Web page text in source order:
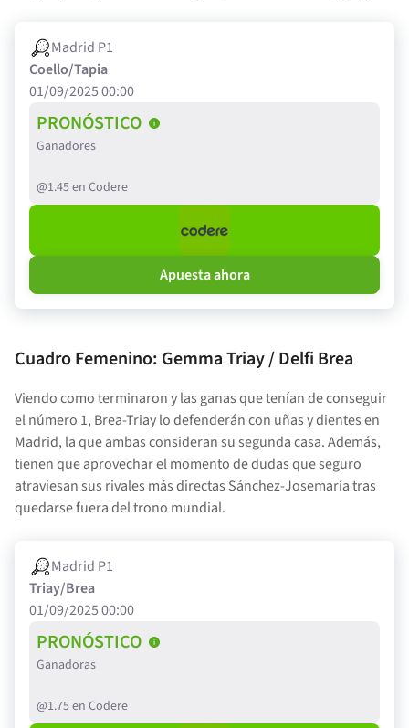
Madrid P1
Coello/Tapia
01/09/2025 00:00
PRONÓSTICO
Ganadores
@1.45 en Codere
Apuesta ahora
Cuadro Femenino: Gemma Triay / Delfi Brea
Viendo como terminaron y las ganas que tenían de conseguir
el número 1, Brea-Triay lo defenderán con uñas y dientes en
Madrid, la que ambas consideran su segunda casa. Además,
tienen que aprovechar el momento de dudas que seguro
atraviesan sus rivales más directas Sánchez-Josemaría tras
quedarse fuera del trono mundial.
Madrid P1
Triay/Brea
01/09/2025 00:00
PRONÓSTICO
Ganadoras
@1.75 en Codere